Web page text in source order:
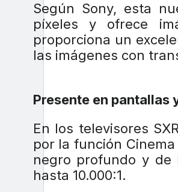
Según Sony, esta
píxeles y ofrece
proporciona un
las imágenes con
Presente en pantallas
En los televisores
por la función
negro profundo y
hasta 10.000:1.